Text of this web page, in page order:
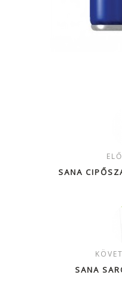
SANA
SANA